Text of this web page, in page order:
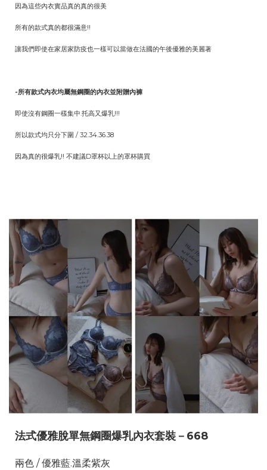
因為這些內衣實品真的真的很美
所有的款式真的都很滿意!!
讓我們即使在家居家防疫也一樣可以當做在法國的午後優雅的美麗著
-所有款式內衣均屬無鋼圈的內衣並附贈內褲
即使沒有鋼圈一樣集中.托高又爆乳!!!
所以款式均只分下圍 / 32.34.36.38
因為真的很爆乳!! 不建議D罩杯以上的罩杯購買
法式優雅脫單無鋼圈爆乳內衣套裝－668
兩色 / 優雅藍.溫柔紫灰